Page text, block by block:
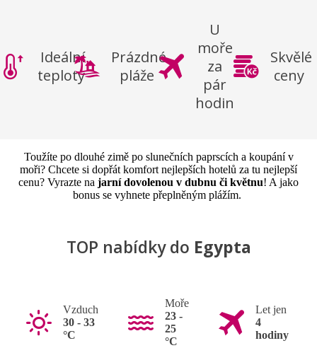
Ideální
teploty
Prázdné
pláže
U
moře
za
pár
hodin
Skvělé
ceny
Toužíte po dlouhé zimě po slunečních paprscích a koupání v
moři? Chcete si dopřát komfort nejlepších hotelů za tu nejlepší
cenu? Vyrazte na jarní dovolenou v dubnu či květnu! A jako
bonus se vyhnete přeplněným plážím.
TOP nabídky do Egypta
Vzduch
30 - 33
°C
Moře
23 -
25
°C
Let jen
4
hodiny